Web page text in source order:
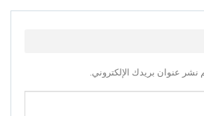
نشر عنوان بريدك الإلكتروني.